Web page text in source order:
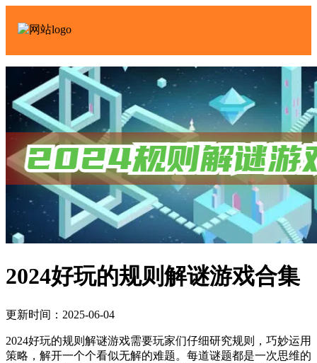
2024好玩的规则解谜游戏合集
更新时间：2025-06-04
2024好玩的规则解谜游戏需要玩家们仔细研究规则，巧妙运用
策略，解开一个个看似无解的难题。每道谜题都是一次思维的